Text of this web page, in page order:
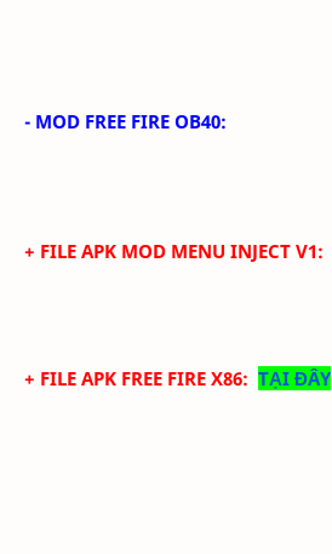
- MOD FREE FIRE OB40:
+ FILE APK MOD MENU INJECT V1:
+ FILE APK FREE FIRE X86: TẠI ĐÂY